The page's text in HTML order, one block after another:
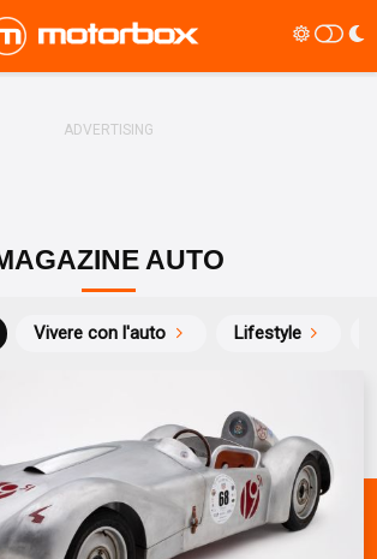
AUTO
Vivere con l'auto Lifestyle